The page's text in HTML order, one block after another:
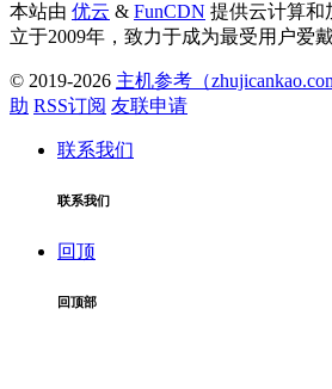
本站由 优云 & FunCDN 提供云计算和
立于2009年，致力于成为最受用户爱
© 2019-2026 主机参考（
助 RSS订阅 友联申请
联系我们
联系我们
回顶
回顶部